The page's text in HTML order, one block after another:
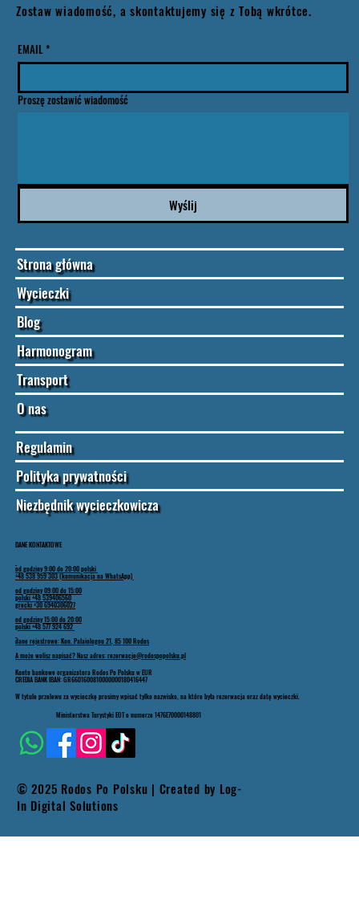
DANE KONTAKTOWE
od godziny 9:00 do 20:00 polski
+48 538 959 303 (komunikacja na WhatsApp)
od godziny 09:00 do 15:00
polski +48 539406560
grecki +30 6940306027
od godziny 15:00 do 20:00
polski +48 577 924 692
dane rejestrowe: Kon. Palaiologou 21, 85 100 Rodos
A może wolisz napisać? Nasz adres: rezerwacje@rodospopolsku.pl
Ministerstwa Turystyki EOT o numerze 1476E70000148801
Konto bankowe organizatora Rodos Po Polsku w EUR
CREDIA BANK IBAN: GR6601600810000000180416447
W tytule przelewu za wycieczkę prosimy wpisać tylko nazwisko, na które była rezerwacja oraz datę wycieczki.
© 2025 Rodos Po Polsku | Created by Log-
In Digital Solutions
Zostaw wiadomość, a skontaktujemy się z Tobą wkrótce.
EMAIL *
Proszę zostawić wiadomość
Wyślij
Strona główna
Wycieczki
Blog
Harmonogram
Transport
O nas
Regulamin
Polityka prywatności
Niezbędnik wycieczkowicza